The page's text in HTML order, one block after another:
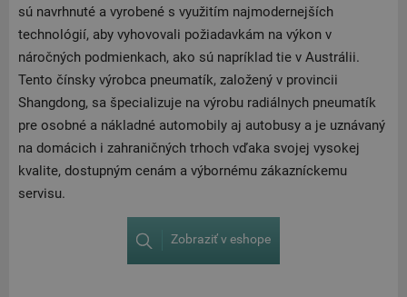
sú navrhnuté a vyrobené s využitím najmodernejších
technológií, aby vyhovovali požiadavkám na výkon v
náročných podmienkach, ako sú napríklad tie v Austrálii.
Tento čínsky výrobca pneumatík, založený v provincii
Shangdong, sa špecializuje na výrobu radiálnych pneumatík
pre osobné a nákladné automobily aj autobusy a je uznávaný
na domácich i zahraničných trhoch vďaka svojej vysokej
kvalite, dostupným cenám a výbornému zákazníckemu
servisu.
Zobraziť v eshope